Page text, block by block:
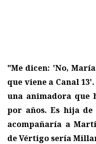
"Me dicen: 'No,
que viene a Canal
una animadora que
por años. Es hija
acompañaría a
de Vértigo sería